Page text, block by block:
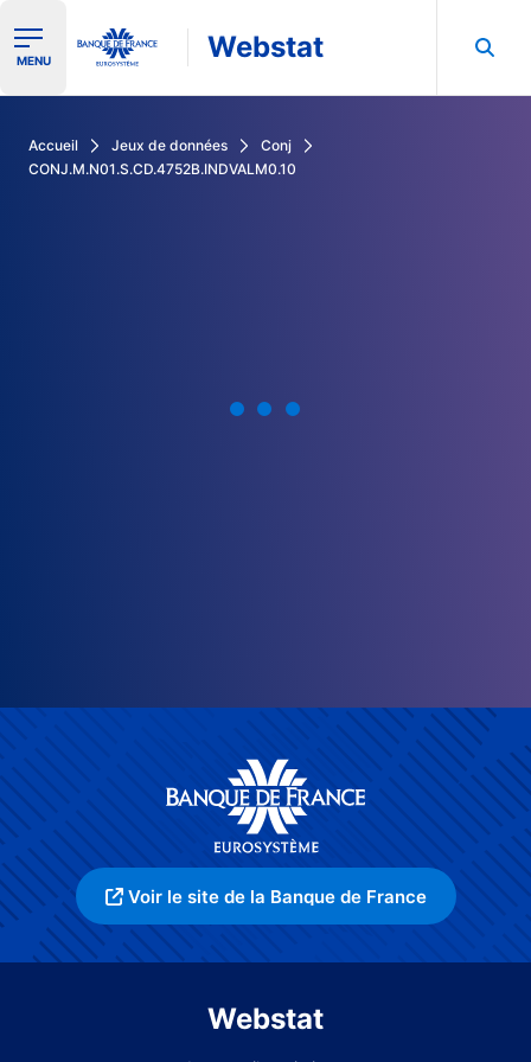
Ouvrir le menu de navigation
MENU Webstat
Accueil Jeux de données
Conj
CONJ.M.N01.S.CD.4752B.INDVALM0.10
Voir le site de la Banque de France
Webstat